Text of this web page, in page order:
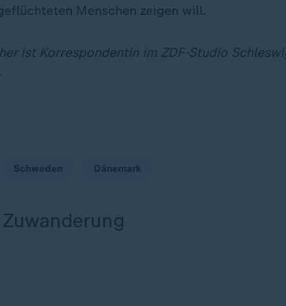
Menschen zeigen will.
ist Korrespondentin im ZDF-Studio
Schweden Dänemark